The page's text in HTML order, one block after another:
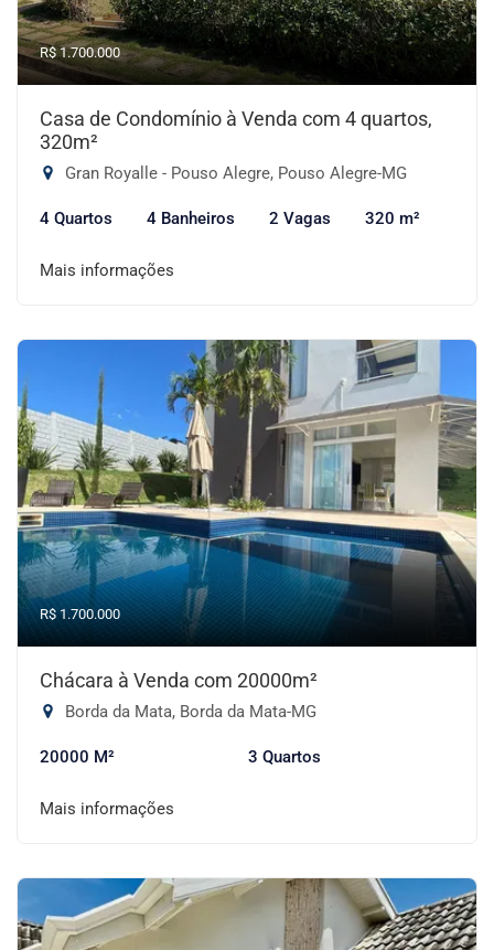
R$ 1.700.000
Casa de Condomínio à Venda com 4 quartos,
320m²
Gran Royalle - Pouso Alegre, Pouso Alegre-MG
4 Quartos 4 Banheiros 2 Vagas 320 m²
Mais informações
R$ 1.700.000
Chácara à Venda com 20000m²
Borda da Mata, Borda da Mata-MG
20000 M² 3 Quartos
Mais informações